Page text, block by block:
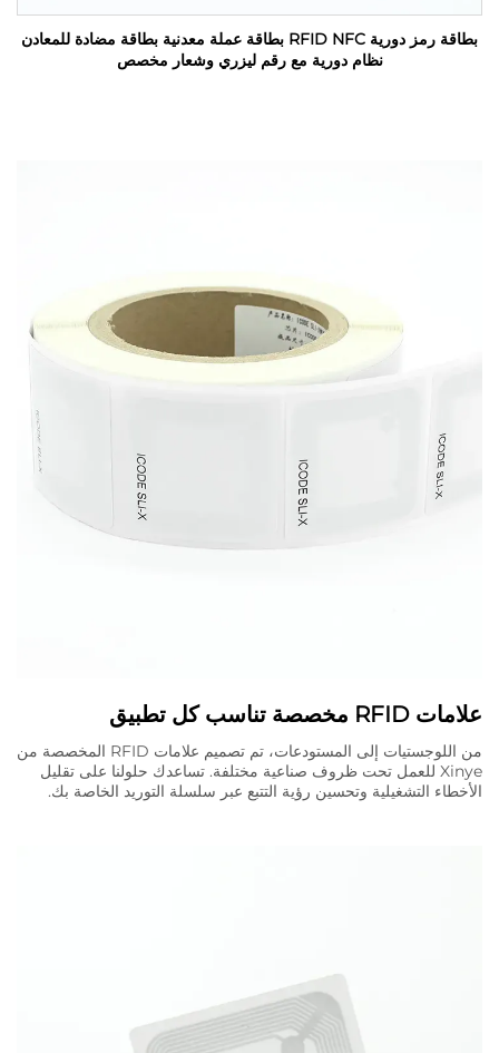
بطاقة رمز دورية RFID NFC بطاقة عملة معدنية بطاقة مضادة للمعادن
نظام دورية مع رقم ليزري وشعار مخصص
علامات RFID مخصصة تناسب كل تطبيق
من اللوجستيات إلى المستودعات، تم تصميم علامات RFID المخصصة من
Xinye للعمل تحت ظروف صناعية مختلفة. تساعدك حلولنا على تقليل
الأخطاء التشغيلية وتحسين رؤية التتبع عبر سلسلة التوريد الخاصة بك.